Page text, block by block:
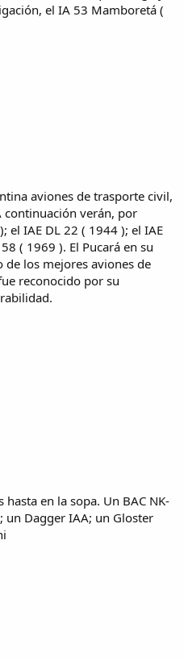
el IA 53 Mamboretá (
aviones de trasporte civil,
verán, por
el IAE DL 22 ( 1944 ); el IAE
( 1969 ). El Pucará en su
los mejores aviones de
reconocido por su
hasta en la sopa. Un BAC NK-
un Dagger IAA; un Gloster